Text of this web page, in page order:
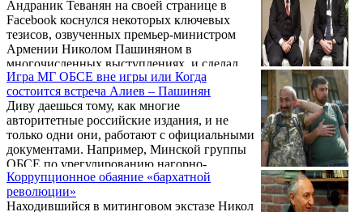
звонку осуществляется не только
правосудие, но и правозащитная
деятельность.
Андраник Теванян на своей странице в
Facebook коснулся некоторых ключевых
тезисов, озвученных премьер-министром
Армении Николом Пашиняном в
многочисленных выступлениях, и сделал
соответствующий вывод:
Игра МГ ОБСЕ вне игры или Когда
состоится встреча Алиев – Пашинян
Диву даешься тому, как многие
авторитетные российские издания, и не
только одни они, работают с официальными
документами. Например, Минской группы
ОБСЕ по урегулированию нагорно-
карабахского конфликта. Одно из них, а
вслед за ним и многие другие агентства,
сообщило о распространенном
Коррупционное обаяние «бархатной
революции»
Находившийся в митинговом экстазе Никол